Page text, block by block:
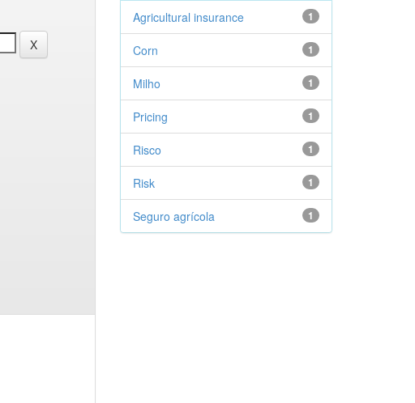
1
Agricultural insurance
1
Corn
1
Milho
1
Pricing
1
Risco
1
Risk
1
Seguro agrícola